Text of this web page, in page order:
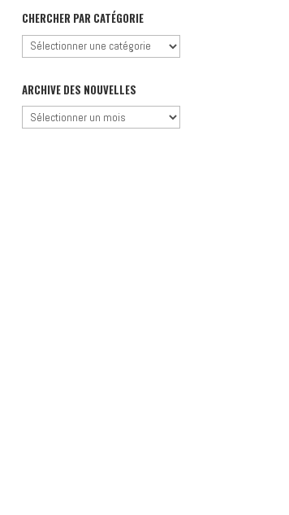
CHERCHER PAR CATÉGORIE
Chercher
catégorie
ARCHIVE DES NOUVELLES
Archive